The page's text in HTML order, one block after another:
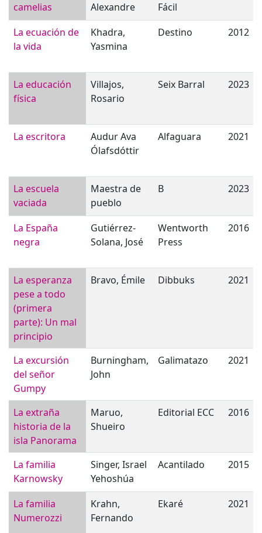
camelias
Alexandre
Fácil
La ecuación de
la vida
Khadra,
Yasmina
Destino 2012
La educación
física
Villajos,
Rosario
Seix Barral 2023
La escritora
Audur Ava
Ólafsdóttir
Alfaguara 2021
La escuela
vaciada
Maestra de
pueblo
B 2023
La España
negra
Gutiérrez-
Solana, José
Wentworth
Press
2016
La esperanza
pese a todo
(primera
parte): Un mal
principio
Bravo, Émile Dibbuks 2021
La excursión
del señor
Gumpy
Burningham,
John
Galimatazo 2021
La extraña
historia de la
isla Panorama
Maruo,
Shueiro
Editorial ECC 2016
La familia
Karnowsky
Singer, Israel
Yehoshúa
Acantilado 2015
La familia
Numerozzi
Krahn,
Fernando
Ekaré 2021